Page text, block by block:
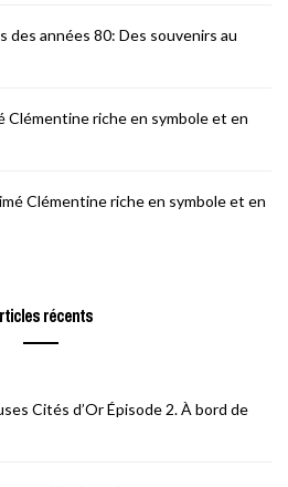
des années 80: Des souvenirs au
Clémentine riche en symbole et en
Clémentine riche en symbole et en
récents
Cités d’Or Épisode 2. À bord de